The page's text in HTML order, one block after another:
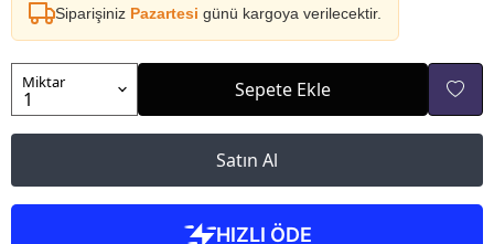
Siparişiniz Pazartesi günü kargoya verilecektir.
Miktar Sepete Ekle
Satın Al